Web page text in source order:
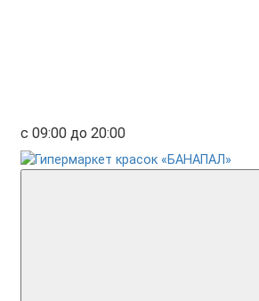
с 09:00 до 20:00